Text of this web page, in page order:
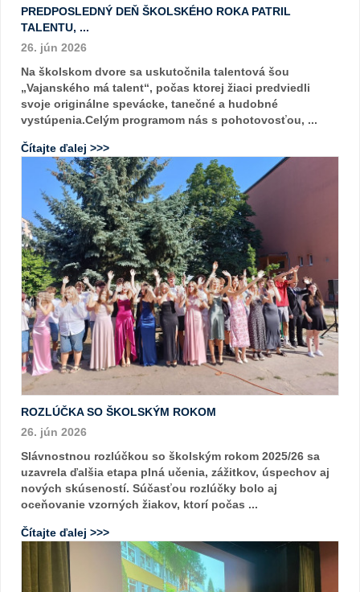
PREDPOSLEDNÝ DEŇ ŠKOLSKÉHO ROKA PATRIL
TALENTU, ...
26. jún 2026
Na školskom dvore sa uskutočnila talentová šou
„Vajanského má talent“, počas ktorej žiaci predviedli
svoje originálne spevácke, tanečné a hudobné
vystúpenia.Celým programom nás s pohotovosťou, ...
Čítajte ďalej >>>
ROZLÚČKA SO ŠKOLSKÝM ROKOM
26. jún 2026
Slávnostnou rozlúčkou so školským rokom 2025/26 sa
uzavrela ďalšia etapa plná učenia, zážitkov, úspechov aj
nových skúseností. Súčasťou rozlúčky bolo aj
oceňovanie vzorných žiakov, ktorí počas ...
Čítajte ďalej >>>